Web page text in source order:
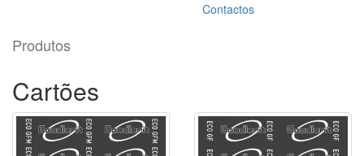
Contactos
Produtos
Cartões